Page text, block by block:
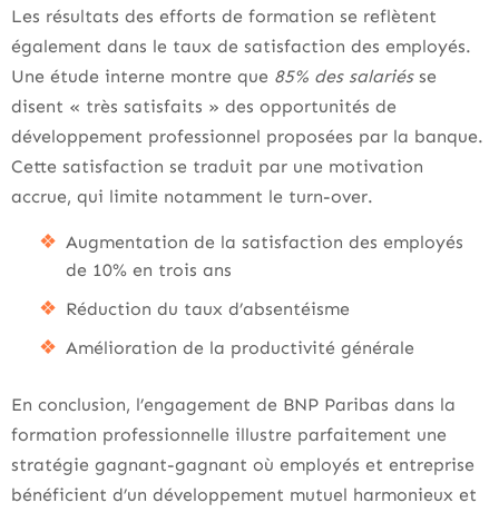
Les résultats des efforts de formation se reflètent
également dans le taux de satisfaction des employés.
Une étude interne montre que 85% des salariésse
disent « très satisfaits » des opportunités de
développement professionnel proposées par la banque.
Cette satisfaction se traduit par une motivation
accrue, qui limite notamment le turn-over.
Augmentation de la satisfaction des employés
de 10% en trois ans
Réduction du taux d’absentéisme
Amélioration de la productivité générale
En conclusion, l’engagement de BNP Paribas dans la
formation professionnelle illustre parfaitement une
stratégie gagnant-gagnant où employés et entreprise
bénéficient d’un développement mutuel harmonieux et